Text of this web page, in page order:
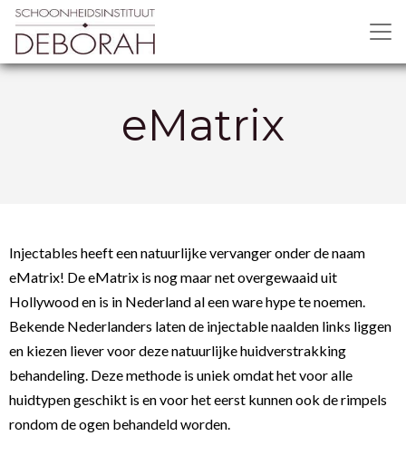
eMatrix
Injectables heeft een natuurlijke vervanger onder de naam
eMatrix! De eMatrix is nog maar net overgewaaid uit
Hollywood en is in Nederland al een ware hype te noemen.
Bekende Nederlanders laten de injectable naalden links liggen
en kiezen liever voor deze natuurlijke huidverstrakking
behandeling. Deze methode is uniek omdat het voor alle
huidtypen geschikt is en voor het eerst kunnen ook de rimpels
rondom de ogen behandeld worden.